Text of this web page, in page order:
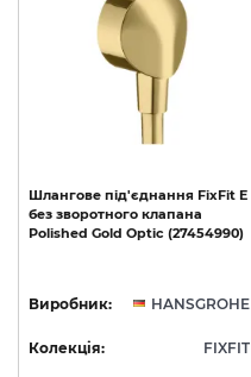
Шлангове під'єднання FixFit E
без зворотного клапана
Polished Gold Optic (27454990)
Виробник: HANSGROHE
Колекція: FIXFIT